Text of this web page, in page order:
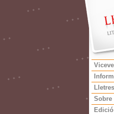
Sobre